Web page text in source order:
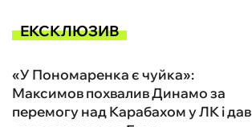
ЕКСКЛЮЗИВ
«У Пономаренка є чуйка»:
Максимов похвалив Динамо за
перемогу над Карабахом у ЛК і дав